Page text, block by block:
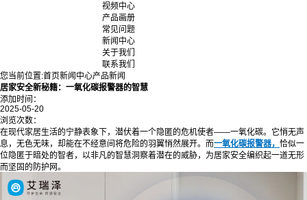
视频中心
产品画册
常见问题
新闻中心
关于我们
联系我们
您当前位置:首页新闻中心产品新闻
居家安全新秘籍：一氧化碳报警器的智慧
添加时间：
2025-05-20
浏览次数：
在现代家居生活的宁静表象下，潜伏着一个隐匿的危机使者——一氧化碳。它悄无声
息，无色无味，却能在不经意间将危险的羽翼悄然展开。而一氧化碳报警器， 恰似一
位隐匿于暗处的智者，以非凡的智慧洞察着潜在的威胁，为居家安全编织起一道无形
而坚固的防护网。